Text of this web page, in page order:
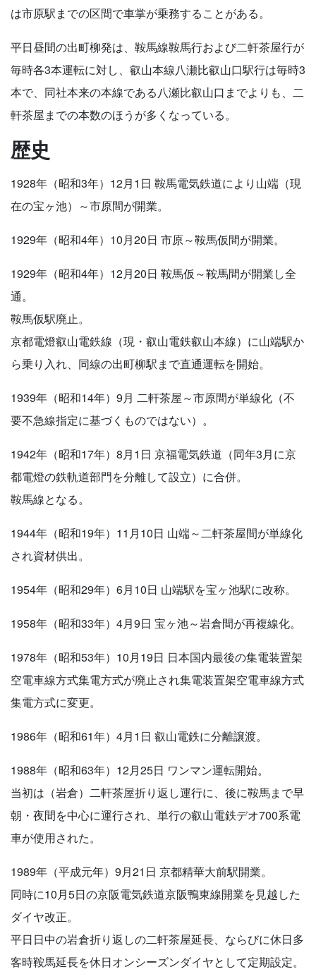
は市原駅までの区間で車掌が乗務することがある。
平日昼間の出町柳発は、鞍馬線鞍馬行および二軒茶屋行が
毎時各3本運転に対し、叡山本線八瀬比叡山口駅行は毎時3
本で、同社本来の本線である八瀬比叡山口までよりも、二
軒茶屋までの本数のほうが多くなっている。
歴史
1928年（昭和3年）12月1日 鞍馬電気鉄道により山端（現
在の宝ヶ池）～市原間が開業。
1929年（昭和4年）10月20日 市原～鞍馬仮間が開業。
1929年（昭和4年）12月20日 鞍馬仮～鞍馬間が開業し全
通。
鞍馬仮駅廃止。
京都電燈叡山電鉄線（現・叡山電鉄叡山本線）に山端駅か
ら乗り入れ、同線の出町柳駅まで直通運転を開始。
1939年（昭和14年）9月 二軒茶屋～市原間が単線化（不
要不急線指定に基づくものではない）。
1942年（昭和17年）8月1日 京福電気鉄道（同年3月に京
都電燈の鉄軌道部門を分離して設立）に合併。
鞍馬線となる。
1944年（昭和19年）11月10日 山端～二軒茶屋間が単線化
され資材供出。
1954年（昭和29年）6月10日 山端駅を宝ヶ池駅に改称。
1958年（昭和33年）4月9日 宝ヶ池～岩倉間が再複線化。
1978年（昭和53年）10月19日 日本国内最後の集電装置架
空電車線方式集電方式が廃止され集電装置架空電車線方式
集電方式に変更。
1986年（昭和61年）4月1日 叡山電鉄に分離譲渡。
1988年（昭和63年）12月25日 ワンマン運転開始。
当初は（岩倉）二軒茶屋折り返し運行に、後に鞍馬まで早
朝・夜間を中心に運行され、単行の叡山電鉄デオ700系電
車が使用された。
1989年（平成元年）9月21日 京都精華大前駅開業。
同時に10月5日の京阪電気鉄道京阪鴨東線開業を見越した
ダイヤ改正。
平日日中の岩倉折り返しの二軒茶屋延長、ならびに休日多
客時鞍馬延長を休日オンシーズンダイヤとして定期設定。